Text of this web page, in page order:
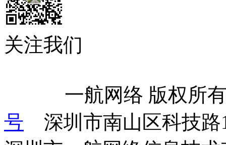
关注我们
一航网络 版
号
深圳市南山区科技